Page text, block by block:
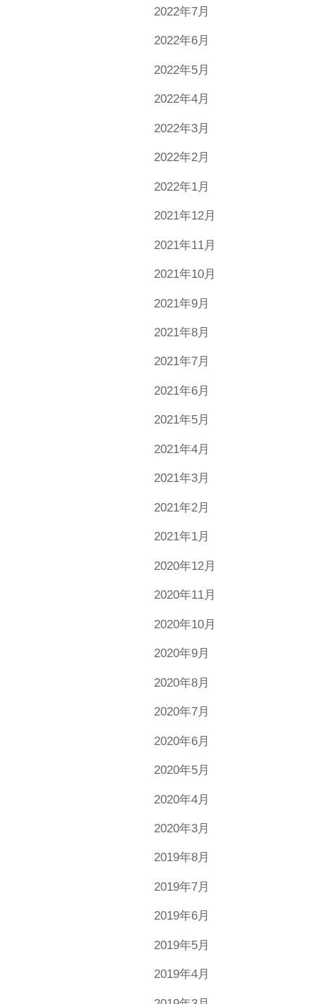
2022年7月
2022年6月
2022年5月
2022年4月
2022年3月
2022年2月
2022年1月
2021年12月
2021年11月
2021年10月
2021年9月
2021年8月
2021年7月
2021年6月
2021年5月
2021年4月
2021年3月
2021年2月
2021年1月
2020年12月
2020年11月
2020年10月
2020年9月
2020年8月
2020年7月
2020年6月
2020年5月
2020年4月
2020年3月
2019年8月
2019年7月
2019年6月
2019年5月
2019年4月